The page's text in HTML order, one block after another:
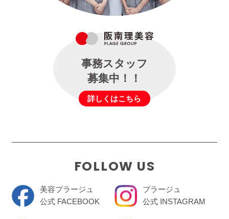
事務スタッフ
募集中！！
詳しくはこちら
FOLLOW US
美容プラージュ
公式 FACEBOOK
プラージュ
公式 INSTAGRAM